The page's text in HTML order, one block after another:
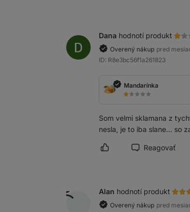
Dana hodnotí produkt
Overený nákup pred
ID: R8e3bc56f1a261823
Mandarínka
Som velmi sklamana z
nesla, je to iba slane... so
Označiť recenziu ako
Reagovať
Alan hodnotí produkt
Overený nákup pred